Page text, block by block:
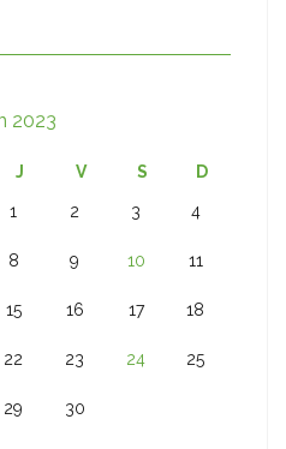
2023
J V S D
1 2 3 4
8 9 10 11
15 16 17 18
22 23 24 25
29 30